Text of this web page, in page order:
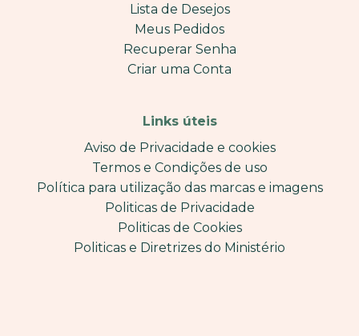
Lista de Desejos
Meus Pedidos
Recuperar Senha
Criar uma Conta
Links úteis
Aviso de Privacidade e cookies
Termos e Condições de uso
Política para utilização das marcas e imagens
Politicas de Privacidade
Politicas de Cookies
Politicas e Diretrizes do Ministério